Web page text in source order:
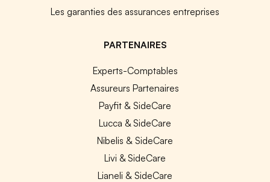
Les garanties des assurances entreprises
PARTENAIRES
Experts-Comptables
Assureurs Partenaires
Payfit & SideCare
Lucca & SideCare
Nibelis & SideCare
Livi & SideCare
Lianeli & SideCare